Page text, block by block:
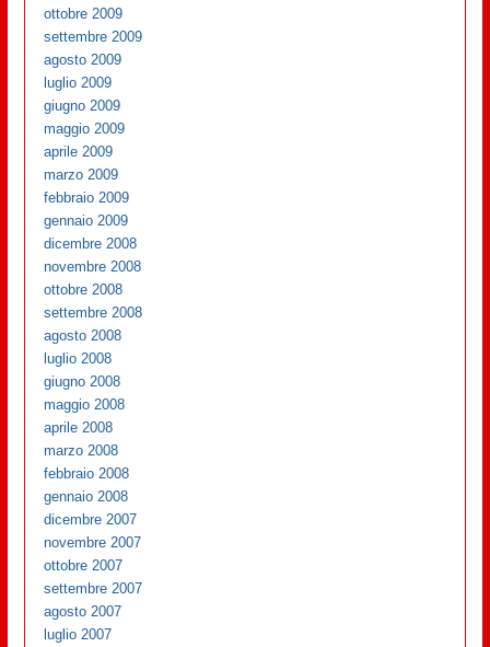
ottobre 2009
settembre 2009
agosto 2009
luglio 2009
giugno 2009
maggio 2009
aprile 2009
marzo 2009
febbraio 2009
gennaio 2009
dicembre 2008
novembre 2008
ottobre 2008
settembre 2008
agosto 2008
luglio 2008
giugno 2008
maggio 2008
aprile 2008
marzo 2008
febbraio 2008
gennaio 2008
dicembre 2007
novembre 2007
ottobre 2007
settembre 2007
agosto 2007
luglio 2007